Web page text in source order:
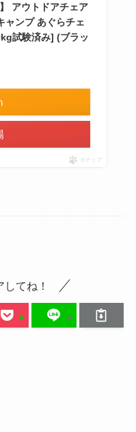
アウトドアチェア
ャンプ あぐらチェ
試験済み] (ブラッ
ポチップ
てね！